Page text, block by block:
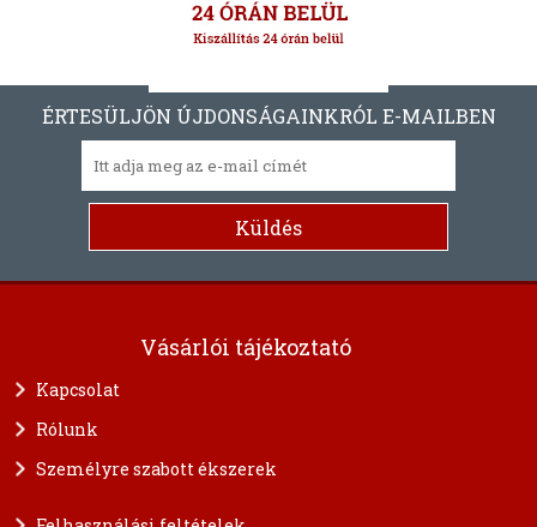
ÉRTESÜLJÖN ÚJDONSÁGAINKRÓL E-MAILBEN
Vásárlói tájékoztató
Kapcsolat
Rólunk
Személyre szabott ékszerek